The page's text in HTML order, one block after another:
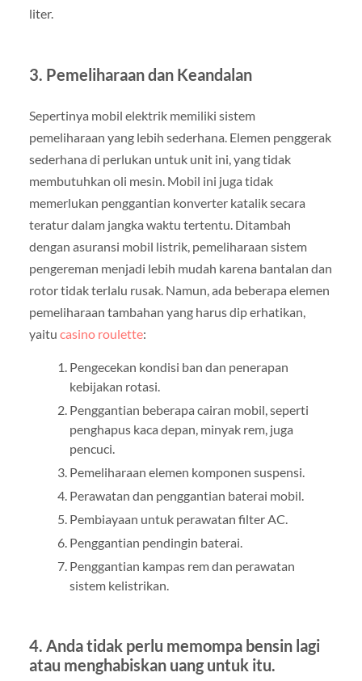
liter.
3. Pemeliharaan dan Keandalan
Sepertinya mobil elektrik memiliki sistem
pemeliharaan yang lebih sederhana. Elemen penggerak
sederhana di perlukan untuk unit ini, yang tidak
membutuhkan oli mesin. Mobil ini juga tidak
memerlukan penggantian konverter katalik secara
teratur dalam jangka waktu tertentu. Ditambah
dengan asuransi mobil listrik, pemeliharaan sistem
pengereman menjadi lebih mudah karena bantalan dan
rotor tidak terlalu rusak. Namun, ada beberapa elemen
pemeliharaan tambahan yang harus dip erhatikan,
yaitu casino roulette:
Pengecekan kondisi ban dan penerapan
kebijakan rotasi.
Penggantian beberapa cairan mobil, seperti
penghapus kaca depan, minyak rem, juga
pencuci.
Pemeliharaan elemen komponen suspensi.
Perawatan dan penggantian baterai mobil.
Pembiayaan untuk perawatan filter AC.
Penggantian pendingin baterai.
Penggantian kampas rem dan perawatan
sistem kelistrikan.
4. Anda tidak perlu memompa bensin lagi
atau menghabiskan uang untuk itu.